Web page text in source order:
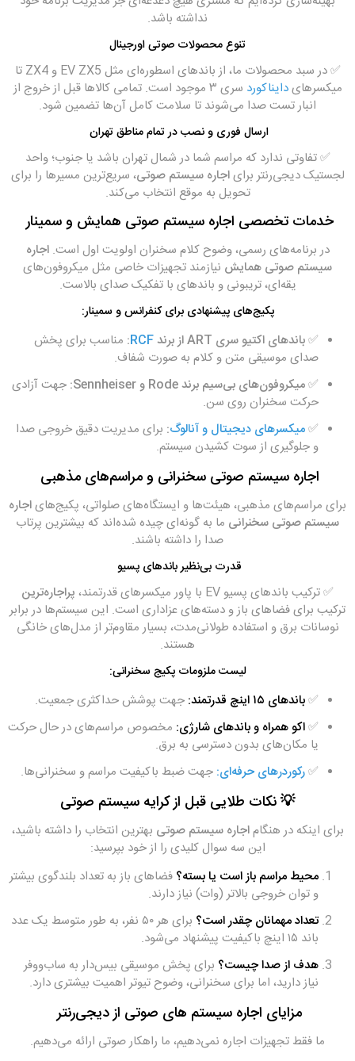
نداشته باشد.
تنوع محصولات صوتی اورجینال
✅ در سبد محصولات ما، از باندهای اسطوره‌ای مثل EV ZX5 و ZX4 تا
میکسرهایدایناکورد
سری ۳ موجود است. تمامی کالاها قبل از خروج از
انبار تست صدا می‌شوند تا سلامت کامل آن‌ها تضمین شود.
ارسال فوری و نصب در تمام مناطق تهران
✅ تفاوتی ندارد که مراسم شما در شمال تهران باشد یا جنوب؛ واحد
لجستیک دیجی‌رنتر برایاجاره سیستم صوتی، سریع‌ترین مسیرها را برای
تحویل به موقع انتخاب می‌کند.
خدمات تخصصی اجاره سیستم صوتی همایش و سمینار
در برنامه‌های رسمی، وضوح کلام سخنران اولویت اول است.اجاره
سیستم صوتی همایش نیازمند تجهیزات خاصی مثل میکروفون‌های
یقه‌ای، تریبونی و باندهای با تفکیک صدای بالاست.
پکیج‌های پیشنهادی برای کنفرانس و سمینار:
✅باندهای اکتیو سری ART از برند RCF
: مناسب برای پخش
صدای موسیقی متن و کلام به صورت شفاف.
✅میکروفون‌های بی‌سیم برند Rode و Sennheiser:
جهت آزادی
حرکت سخنران روی سن.
✅میکسرهای دیجیتال و آنالوگ: برای مدیریت دقیق خروجی صدا
و جلوگیری از سوت کشیدن سیستم.
اجاره سیستم صوتی سخنرانی و مراسم‌های مذهبی
برای مراسم‌های مذهبی، هیئت‌ها و ایستگاه‌های صلواتی، پکیج‌هایاجاره
سیستم صوتی سخنرانی ما به گونه‌ای چیده شده‌اند که بیشترین پرتاب
صدا را داشته باشند.
قدرت بی‌نظیر باندهای پسیو
✅ ترکیب باندهای پسیو EV با پاور میکسرهای قدرتمند،
پراجاره‌ترین
ترکیب برای فضاهای باز و دسته‌های عزاداری است. این سیستم‌ها در برابر
نوسانات برق و استفاده طولانی‌مدت، بسیار مقاوم‌تر از مدل‌های خانگی
هستند.
لیست ملزومات پکیج سخنرانی:
✅باندهای ۱۵ اینچ قدرتمند:
جهت پوشش حداکثری جمعیت.
✅اکو همراه و باندهای شارژی: مخصوص مراسم‌های در حال حرکت
یا مکان‌های بدون دسترسی به برق.
✅رکوردرهای حرفه‌ای: جهت ضبط باکیفیت مراسم و سخنرانی‌ها.
💡 نکات طلایی قبل از کرایه سیستم صوتی
برای اینکه در هنگاماجاره سیستم صوتی بهترین انتخاب را داشته باشید،
این سه سوال کلیدی را از خود بپرسید:
محیط مراسم باز است یا بسته؟ فضاهای باز به تعداد بلندگوی بیشتر
و توان خروجی بالاتر (وات) نیاز دارند.
تعداد مهمانان چقدر است؟
برای هر ۵۰ نفر، به طور متوسط یک عدد
باند ۱۵ اینچ باکیفیت پیشنهاد می‌شود.
هدف از صدا چیست؟ برای پخش موسیقی بیس‌دار به ساب‌ووفر
نیاز دارید، اما برای سخنرانی، وضوح تیوتر اهمیت بیشتری دارد.
مزایای اجاره سیستم های صوتی از دیجی‌رنتر
ما فقط تجهیزات اجاره نمی‌دهیم، ما راهکار صوتی ارائه می‌دهیم.